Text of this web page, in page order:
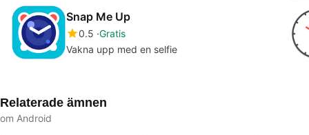
Snap Me Up
0.5 Gratis
Vakna upp med en selfie
Relaterade ämnen
om Android